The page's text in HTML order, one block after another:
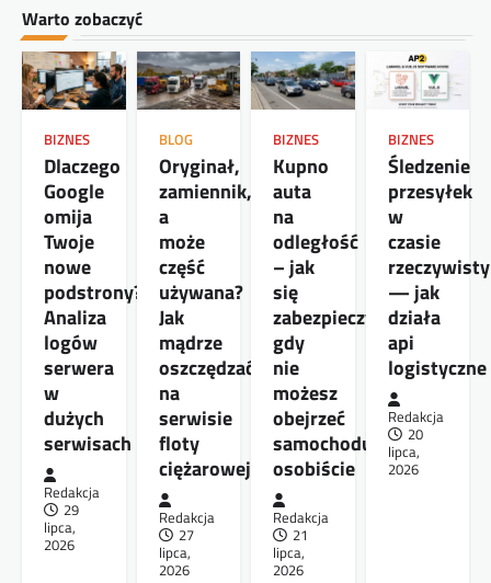
Warto zobaczyć
BIZNES
Dlaczego
Google
omija
Twoje
nowe
podstrony?
Analiza
logów
serwera
w
dużych
serwisach
Redakcja
29
lipca,
2026
BLOG
Oryginał,
zamiennik,
a
może
część
używana?
Jak
mądrze
oszczędzać
na
serwisie
floty
ciężarowej
Redakcja
27
lipca,
2026
BIZNES
Kupno
auta
na
odległość
– jak
się
zabezpieczyć,
gdy
nie
możesz
obejrzeć
samochodu
osobiście
Redakcja
21
lipca,
2026
BIZNES
Śledzenie
przesyłek
w
czasie
— jak
działa
api
logistyczne
Redakcja
20
lipca,
2026